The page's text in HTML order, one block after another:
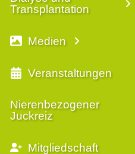
Transplantation
Medien
Veranstaltungen
Nierenbezogener
Juckreiz
Mitgliedschaft